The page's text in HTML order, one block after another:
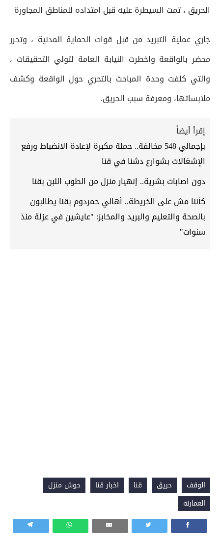
الحريق ، تمت السيطرة عليه قبل امتداده للمناطق المجاورة
جاري عملية التبريد من قبل قوات الحماية المدنية ، وتحرر
محضر بالواقعة واخطرت النيابة العامة لتولي التحقيقات ،
والتي كلفت وحدة المباحث بالتحري حول الواقعة وكشف
ملابساتها، ومعرفة سبب الحريق.
إقرأ أيضاً
بإجمالي 548 مخالفة.. حملة مكبرة لإعادة الانضباط ورفع
الإشغالات بشوارع دشنا في قنا
دون اصابات بشرية.. إنهيار منزل من الطوب اللبن بقنا
كأننا مش على الخريطة.. أهالي حمردوم بقنا يطالبون
بالصحة والتعليم والبريد والمخابز: "عايشين في عزلة منذ
سنوات"
الوقف حريق قنا اخبار قنا
حوش منزل
العمارنه